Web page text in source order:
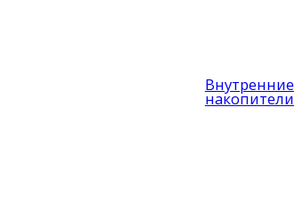
Внутренние
накопители